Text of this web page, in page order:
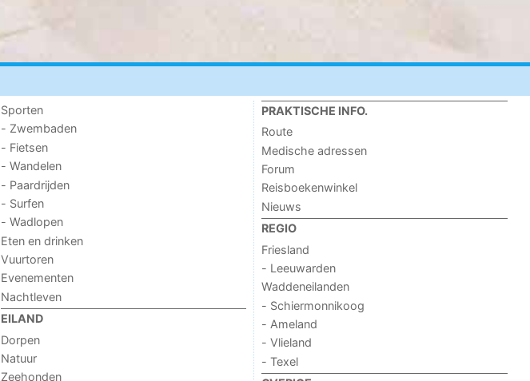
Sporten
- Zwembaden
- Fietsen
- Wandelen
- Paardrijden
- Surfen
- Wadlopen
Eten en drinken
Vuurtoren
Evenementen
Nachtleven
EILAND
Dorpen
Natuur
Zeehonden
PRAKTISCHE INFO.
Route
Medische adressen
Forum
Reisboekenwinkel
Nieuws
REGIO
Friesland
- Leeuwarden
Waddeneilanden
- Schiermonnikoog
- Ameland
- Vlieland
- Texel